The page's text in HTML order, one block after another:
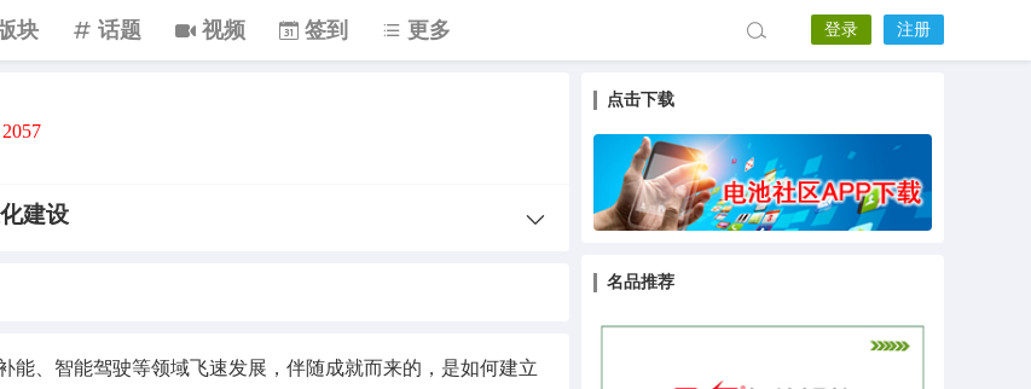
块 话题 视频 签到 更多 登录 注册
2057
建设
、智能驾驶等领域飞速发展，伴随成就而来的，是如何建立
点击下载
名品推荐